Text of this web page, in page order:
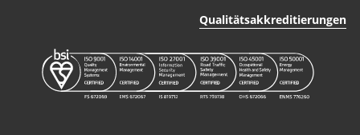
Qualitätsakkreditierungen